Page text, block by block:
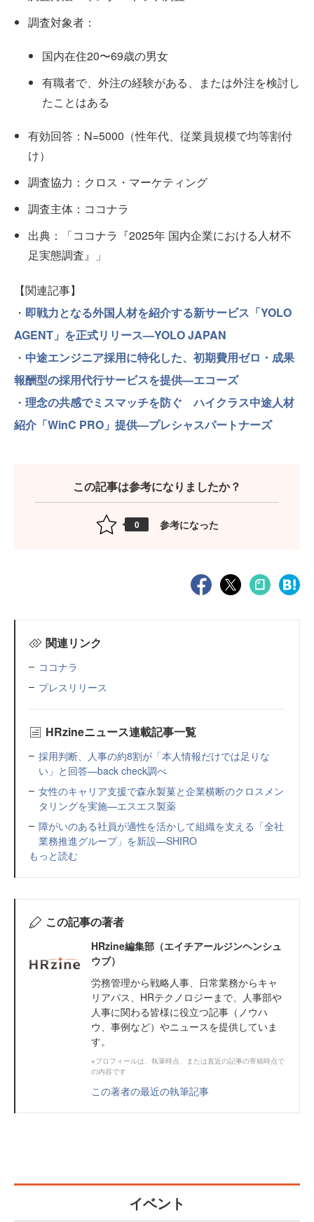
調査対象者：
国内在住20〜69歳の男女
有職者で、外注の経験がある、または外注を検討し
たことはある
有効回答：N=5000（性年代、従業員規模で均等割付
け）
調査協力：クロス・マーケティング
調査主体：ココナラ
出典：「ココナラ『2025年 国内企業における人材不
足実態調査』」
【関連記事】
・ 即戦力となる外国人材を紹介する新サービス「YOLO
AGENT」を正式リリース—YOLO JAPAN
・ 中途エンジニア採用に特化した、初期費用ゼロ・成果
報酬型の採用代行サービスを提供—エコーズ
・ 理念の共感でミスマッチを防ぐ ハイクラス中途人材
紹介「WinC PRO」提供—プレシャスパートナーズ
この記事は参考になりましたか？
0 参考になった
関連リンク
ココナラ
プレスリリース
HRzineニュース連載記事一覧
採用判断、人事の約8割が「本人情報だけでは足りな
い」と回答—back check調べ
女性のキャリア支援で森永製菓と企業横断のクロスメン
タリングを実施—エスエス製薬
障がいのある社員が適性を活かして組織を支える「全社
業務推進グループ」を新設—SHIRO
もっと読む
この記事の著者
HRzine編集部（エイチアールジンヘンシュ
ウブ）
労務管理から戦略人事、日常業務からキャ
リアパス、HRテクノロジーまで、人事部や
人事に関わる皆様に役立つ記事（ノウハ
ウ、事例など）やニュースを提供していま
す。
※プロフィールは、執筆時点、または直近の記事の寄稿時点で
の内容です
この著者の最近の執筆記事
イベント